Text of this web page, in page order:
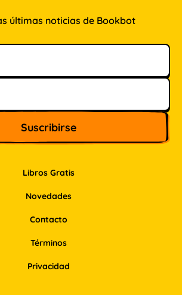
Libros Gratis
Novedades
Contacto
últimas noticias de Bookbot
Términos
Privacidad